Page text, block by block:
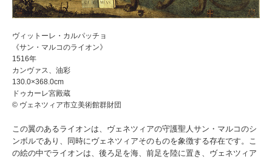
ヴィットーレ・カルパッチョ
《サン・マルコのライオン》
1516年
カンヴァス、油彩
130.0×368.0cm
ドゥカーレ宮殿蔵
© ヴェネツィア市立美術館群財団
この翼のあるライオンは、ヴェネツィアの守護聖人サン・マルコのシ
ンボルであり、同時にヴェネツィアそのものを象徴する存在です。こ
の絵の中でライオンは、後ろ足を海、前足を陸に置き、ヴェネツィア